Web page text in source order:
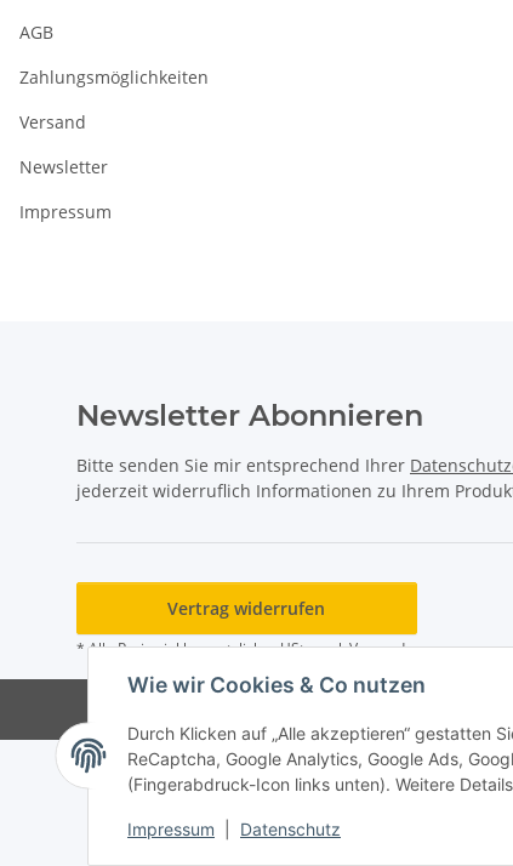
Wie wir Cookies & Co nutzen
Durch Klicken auf „Alle akzeptieren“ gestatten
ReCaptcha, Google Analytics, Google Ads,
(Fingerabdruck-Icon links unten). Weitere
Impressum Datenschutz
AGB
Zahlungsmöglichkeiten
Versand
Newsletter
Impressum
Newsletter Abonnieren
Bitte senden Sie mir entsprechend Ihrer
jederzeit widerruflich Informationen zu Ihrem
Vertrag widerrufen
* Alle Preise inkl. gesetzlicher USt., zzgl.Versand